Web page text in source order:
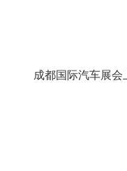
成都国际汽车展会上